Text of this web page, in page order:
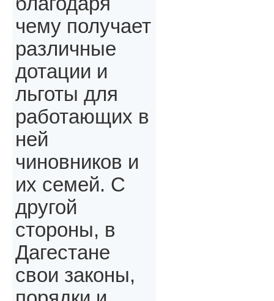
чему получает
различные
дотации и
льготы для
работающих в
ней
чиновников и
их семей. С
другой
стороны, в
Дагестане
свои законы,